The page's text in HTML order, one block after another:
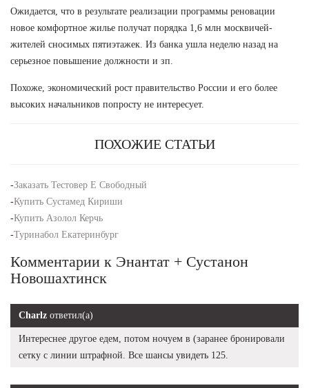
Ожидается, что в результате реализации программы реновации
новое комфортное жилье получат порядка 1,6 млн москвичей-
жителей сносимых пятиэтажек. Из банка ушла неделю назад на
серьезное повышение должности и зп.
Похоже, экономический рост правительство России и его более
высоких начальников попросту не интересует.
ПОХОЖИЕ СТАТЬИ
-Заказать Тестовер Е Свободный
-Купить Сустамед Кириши
-Купить Азолол Керчь
-Туринабол Екатеринбург
Комментарии к Энантат + Сустанон
Новошахтинск
Charlz ответил(а)
Интереснее другое едем, потом ночуем в (заранее бронировали
сетку с линии штрафной. Все шансы увидеть 125.